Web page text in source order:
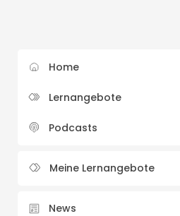
Home
Lernangebote
Podcasts
Meine Lernangebote
News